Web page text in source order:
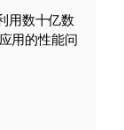
用数十亿数
用的性能问